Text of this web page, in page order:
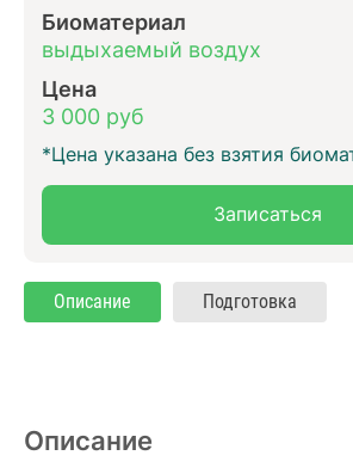
Биоматериал
выдыхаемый воздух
Цена
3 000 руб
*Цена указана без взятия
Записаться
Описание Подготовка
Описание